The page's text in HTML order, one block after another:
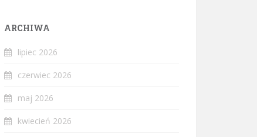
ARCHIWA
lipiec 2026
czerwiec 2026
maj 2026
kwiecień 2026